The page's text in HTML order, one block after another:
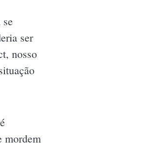
ser
nosso
mordem